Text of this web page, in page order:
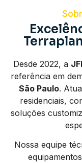
Desde 2022, a
referência em
São Paulo.
residenciais,
soluções
Nossa equipe